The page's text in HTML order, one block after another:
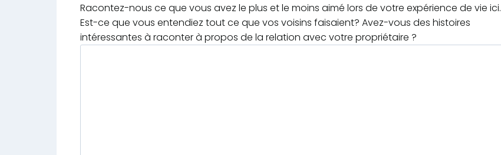
Racontez-nous ce que vous avez le plus et le moins aimé lors de votre expérience de vie ici.
Est-ce que vous entendiez tout ce que vos voisins faisaient? Avez-vous des histoires
intéressantes à raconter à propos de la relation avec votre propriétaire ?